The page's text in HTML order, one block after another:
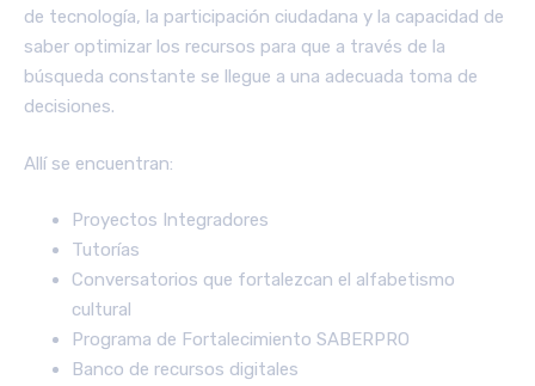
de tecnología, la participación ciudadana y la capacidad de
saber optimizar los recursos para que a través de la
búsqueda constante se llegue a una adecuada toma de
decisiones.
Allí se encuentran:
Proyectos Integradores
Tutorías
Conversatorios que fortalezcan el alfabetismo
cultural
Programa de Fortalecimiento SABERPRO
Banco de recursos digitales